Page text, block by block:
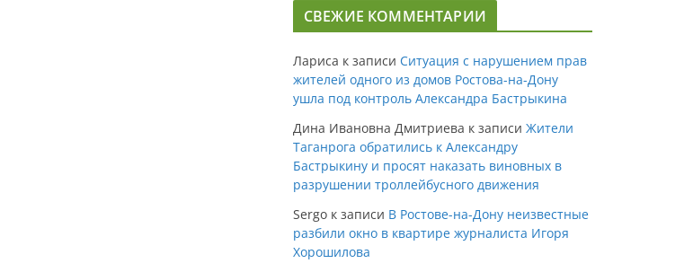
СВЕЖИЕ КОММЕНТАРИИ
Лариса к записи Ситуация с нарушением прав
жителей одного из домов Ростова-на-Дону
ушла под контроль Александра Бастрыкина
Дина Ивановна Дмитриева к записи Жители
Таганрога обратились к Александру
Бастрыкину и просят наказать виновных в
разрушении троллейбусного движения
Sergo к записи В Ростове-на-Дону неизвестные
разбили окно в квартире журналиста Игоря
Хорошилова